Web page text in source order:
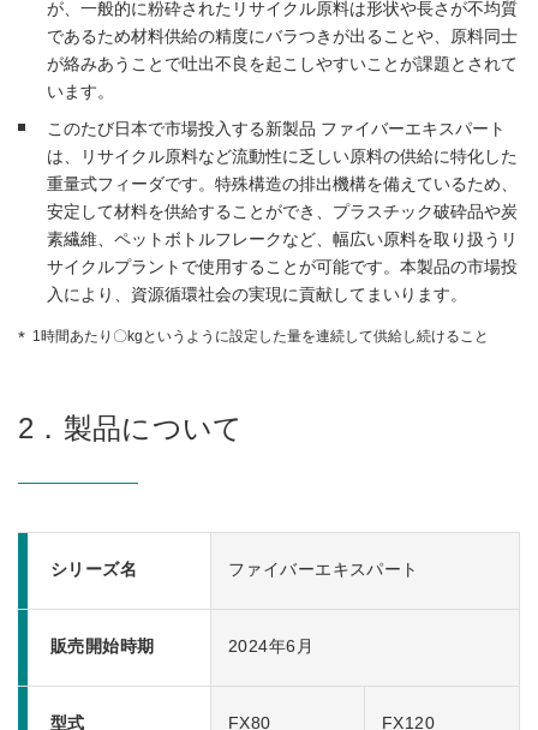
が、一般的に粉砕されたリサイクル原料は形状や長さが不均質
であるため材料供給の精度にバラつきが出ることや、原料同士
が絡みあうことで吐出不良を起こしやすいことが課題とされて
います。
このたび日本で市場投入する新製品 ファイバーエキスパート
は、リサイクル原料など流動性に乏しい原料の供給に特化した
重量式フィーダです。特殊構造の排出機構を備えているため、
安定して材料を供給することができ、プラスチック破砕品や炭
素繊維、ペットボトルフレークなど、幅広い原料を取り扱うリ
サイクルプラントで使用することが可能です。本製品の市場投
入により、資源循環社会の実現に貢献してまいります。
1時間あたり〇kgというように設定した量を連続して供給し続けること
2．製品について
シリーズ名 ファイバーエキスパート
販売開始時期 2024年6月
型式 FX80 FX120